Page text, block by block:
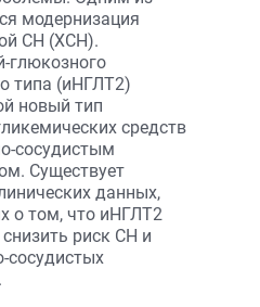
модернизация
СН (ХСН).
глюкозного
типа (иНГЛТ2)
новый тип
средств
сосудистым
Существует
данных,
о том, что иНГЛТ2
риск СН и
сосудистых